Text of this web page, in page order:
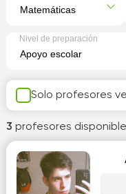
Solo profesores
3 profesores
Nivel de preparación